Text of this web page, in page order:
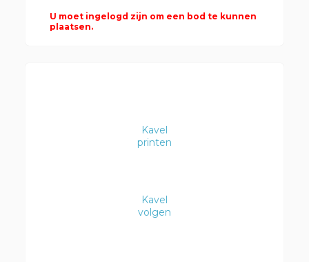
U moet ingelogd zijn om een bod te kunnen
plaatsen.
Kavel
printen
Kavel
volgen